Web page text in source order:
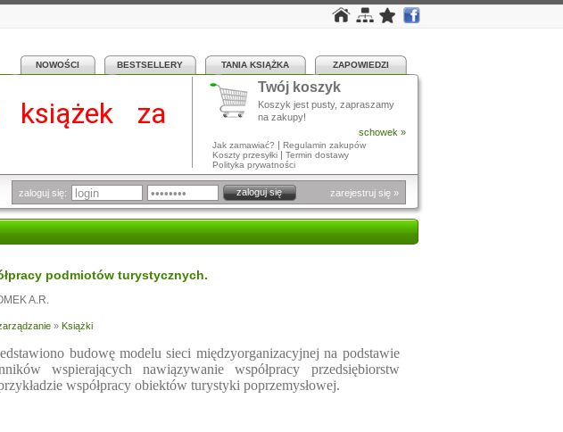
NOWOŚCI BESTSELLERY TANIA KSIĄŻKA ZAPOWIEDZI
książek za
Twój koszyk
Koszyk jest pusty, zapraszamy
na zakupy!
schowek »
Jak zamawiać? | Regulamin zakupów
Koszty przesyłki | Termin dostawy
Polityka prywatności
zaloguj się: zarejestruj się »
podmiotów turystycznych.
A.R.
» Książki
budowę modelu sieci międzyorganizacyjnej na podstawie
wspierających nawiązywanie współpracy przedsiębiorstw
współpracy obiektów turystyki poprzemysłowej.